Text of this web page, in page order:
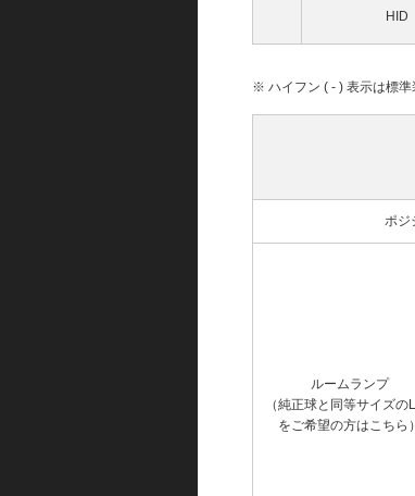
HID
※ ハイフン ( - ) 表示は標準
ポジ
ルームランプ
（純正球と同等サイズの
をご希望の方はこちら）